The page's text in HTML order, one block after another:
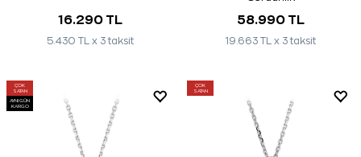
16.290 TL
5.430 TL x 3 taksit
58.990 TL
19.663 TL x 3 taksit
ÇOK
SATAN
AYNI GÜN
KARGO
ÇOK
SATAN